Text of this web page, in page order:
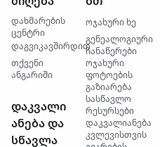
დახმარების
ცენტრი
დაგვიკავშირდით
თქვენი
ანგარიში
დაკვალი
ანება და
სწავლა
ოჯახური ხე
გენეალოგიური
ჩანაწერები
ოჯახური
ფოტოების
გაზიარება
სასწავლო
რესურსები
დაკვალიანება
კვლევისთვის